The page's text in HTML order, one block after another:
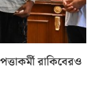
রাকিবেরও